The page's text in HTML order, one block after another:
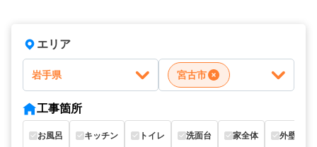
エリア
岩手県 宮古市
工事箇所
お風呂 キッチン トイレ 洗面台 家全体 外壁